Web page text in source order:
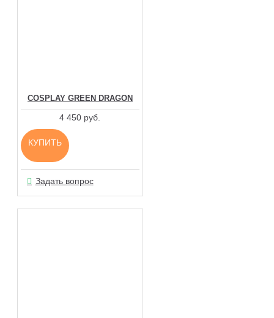
COSPLAY GREEN DRAGON
4 450 руб.
КУПИТЬ
Задать вопрос